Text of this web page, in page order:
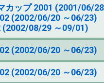
カップ 2001 (2001/06/
(2002/06/20 ～06/23)
(2002/08/29 ～09/01)
(2002/06/20 ～06/23)
(2002/06/20 ～06/23)